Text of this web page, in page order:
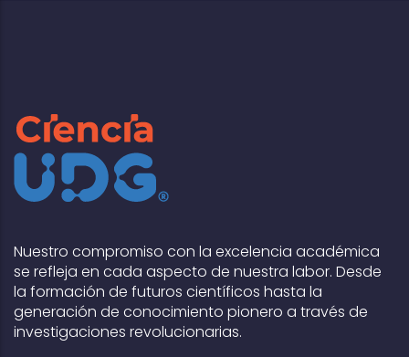
Nuestro compromiso con la excelencia académica
se refleja en cada aspecto de nuestra labor. Desde
la formación de futuros científicos hasta la
generación de conocimiento pionero a través de
investigaciones revolucionarias.